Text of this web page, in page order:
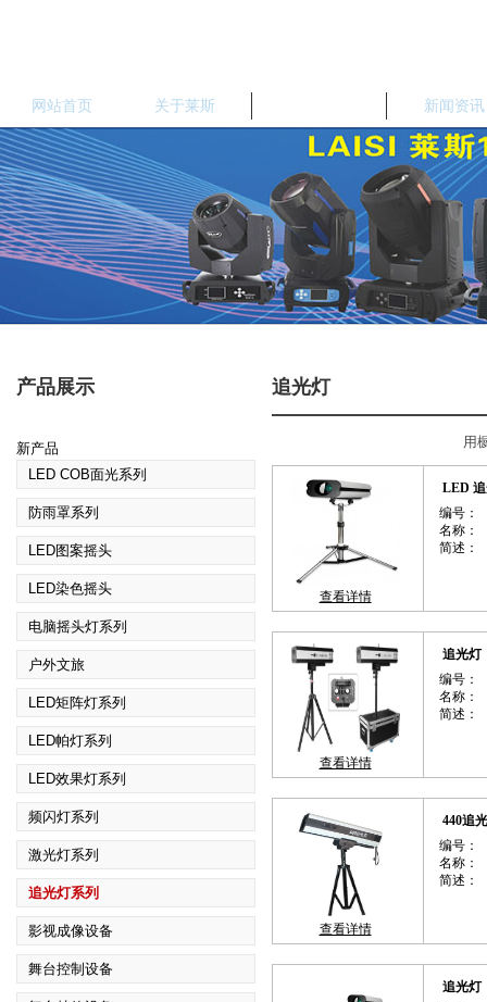
网站首页 关于莱斯 新闻资讯
产品展示
新产品
LED COB面光系列
防雨罩系列
LED图案摇头
LED染色摇头
电脑摇头灯系列
户外文旅
LED矩阵灯系列
LED帕灯系列
LED效果灯系列
频闪灯系列
激光灯系列
追光灯系列
影视成像设备
舞台控制设备
追光灯
用
查看详情
LED
编号：
名称：
简述：
查看详情
追光灯
编号：
名称：
简述：
查看详情
440追
编号：
名称：
简述：
追光灯